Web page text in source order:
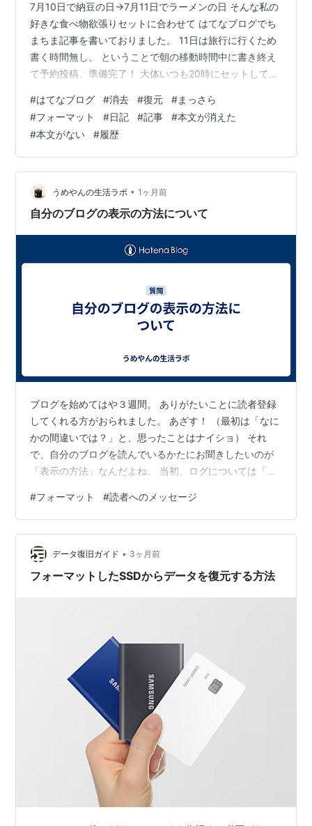
7月10日で納豆の日→7月11日でラーメンの日 そんな私の
好きな食べ物欲張りセットに合わせて はてなブログでち
まちま記事を書いておりました。 11日は旅行に行くため
書く時間無し。 ということで朝の移動時間中に書き終え
て予約投稿、準備完了！ 大体いつも20時にセットしてい
が書かれてねえーッ！？ まさか長浜城のおもひでに続き
2回目⋯！？ hakama-boots.com あの時は記事をギリギ
リまで編集 →予約投稿ボタン！ →電波が悪くなり投稿時
間を過ぎる →本文全消去 という流れだったから分からな
くもないのですが 今回のラーメン日記はそんな事もな…
#はてなブログ #消去 #復元 #まっさら
#フォーマット #日記 #記事 #本文が消えた
#本文がない #履歴
うめやんの生活ラボ • 1ヶ月前
自分のブログの表示の方法について
ブログを始めてはや３週間。 ありがたいことに読者登録
してくれる方がおられました。 あざす！ （最初は「なに
かの間違いでは？」と、思ったことはナイショ） それ
で、自分のブログを読んでいるかたにお聞きしたいのが
「表示の方法」なんだよね。 当初、ログについては「後
せっかく見てくれる人がいるならもうちょっと見やすく
工夫してもいいんじゃないかと思ったわけ。 なにぶん、
まだこちらは手探りで書いてるからね～。 というわけ
で、余裕のある人は無理のない範囲で意見をもらえると
助かる。 「ここが見づらい」「こういう表示だと読みや
#フォーマット #読者へのメッセージ
データ復旧ガイド • 3ヶ月前
フォーマットしたSSDからデータを復元する方法